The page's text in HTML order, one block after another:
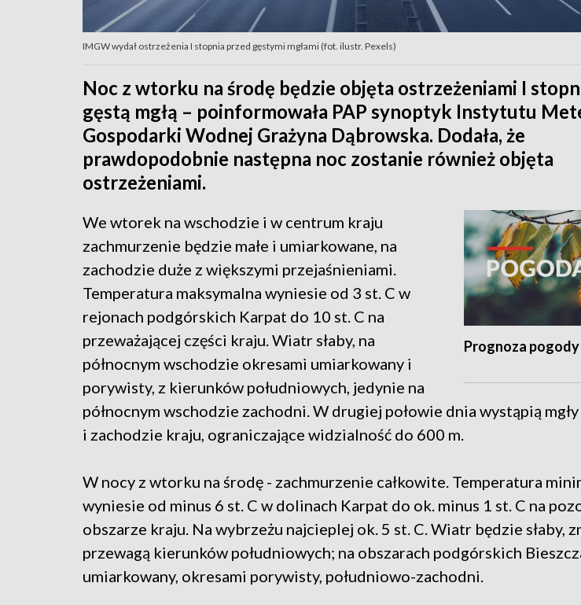
IMGW wydał ostrzeżenia I stopnia przed gęstymi mgłami (fot. ilustr. Pexels)
Noc z wtorku na środę będzie objęta ostrzeżeniami I
gęstą mgłą – poinformowała PAP synoptyk Instytutu
Gospodarki Wodnej Grażyna Dąbrowska. Dodała, że
prawdopodobnie następna noc zostanie również objęta
ostrzeżeniami.
Prognoza pogody
We wtorek na wschodzie i w centrum kraju
zachmurzenie będzie małe i umiarkowane, na
zachodzie duże z większymi przejaśnieniami.
Temperatura maksymalna wyniesie od 3 st. C w
rejonach podgórskich Karpat do 10 st. C na
przeważającej części kraju. Wiatr słaby, na
północnym wschodzie okresami umiarkowany i
porywisty, z kierunków południowych, jedynie na
północnym wschodzie zachodni. W drugiej połowie dnia wystąpią mgły
i zachodzie kraju, ograniczające widzialność do 600 m.
W nocy z wtorku na środę - zachmurzenie całkowite. Temperatura
wyniesie od minus 6 st. C w dolinach Karpat do ok. minus 1 st. C na
obszarze kraju. Na wybrzeżu najcieplej ok. 5 st. C. Wiatr będzie słaby,
przewagą kierunków południowych; na obszarach podgórskich
umiarkowany, okresami porywisty, południowo-zachodni.